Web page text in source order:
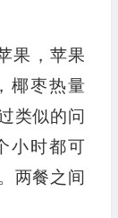
果，苹果
椰枣热量
类似的问
小时都可
两餐之间